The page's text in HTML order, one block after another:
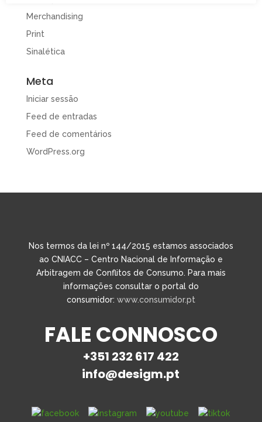
Merchandising
Print
Sinalética
Meta
Iniciar sessão
Feed de entradas
Feed de comentários
WordPress.org
Nos termos da lei nº 144/2015 estamos associados
ao CNIACC – Centro Nacional de Informação e
Arbitragem de Conflitos de Consumo. Para mais
informações consultar o portal do
consumidor: www.consumidor.pt
FALE CONNOSCO
+351 232 617 422
info@desigm.pt